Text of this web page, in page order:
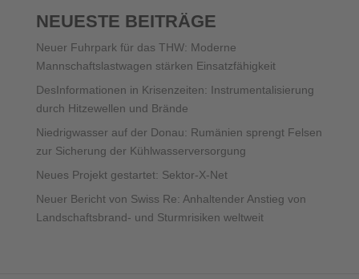
NEUESTE BEITRÄGE
Neuer Fuhrpark für das THW: Moderne
Mannschaftslastwagen stärken Einsatzfähigkeit
DesInformationen in Krisenzeiten: Instrumentalisierung
durch Hitzewellen und Brände
Niedrigwasser auf der Donau: Rumänien sprengt Felsen
zur Sicherung der Kühlwasserversorgung
Neues Projekt gestartet: Sektor-X-Net
Neuer Bericht von Swiss Re: Anhaltender Anstieg von
Landschaftsbrand- und Sturmrisiken weltweit